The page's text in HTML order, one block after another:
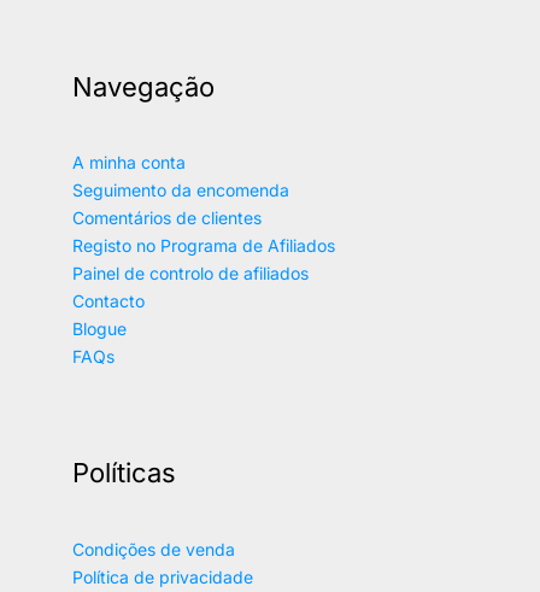
Navegação
A minha conta
Seguimento da encomenda
Comentários de clientes
Registo no Programa de Afiliados
Painel de controlo de afiliados
Contacto
Blogue
FAQs
Políticas
Condições de venda
Política de privacidade